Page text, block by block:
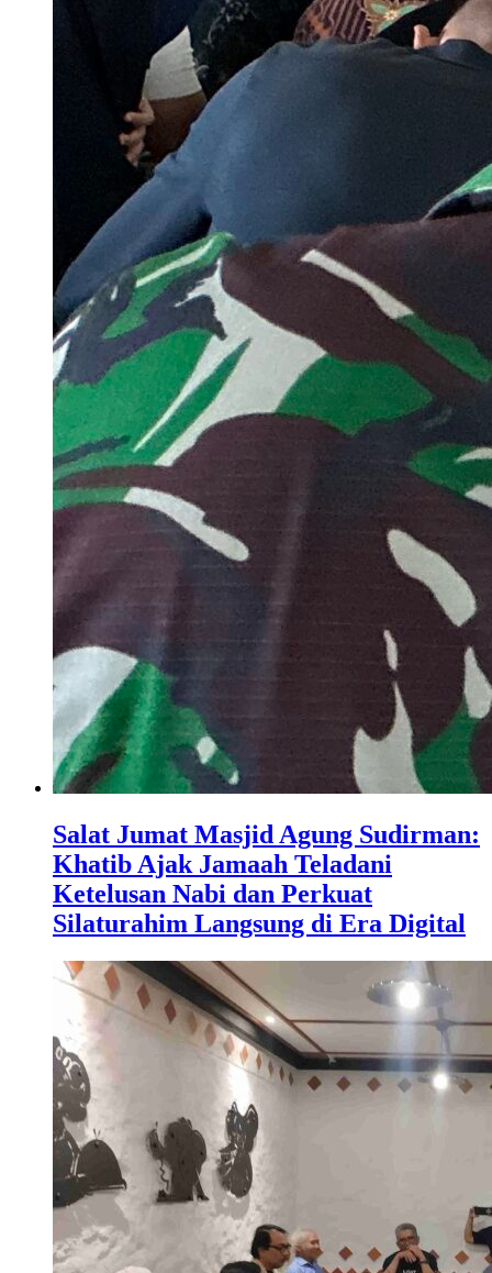
Salat Jumat Masjid Agung Sudirman:
Khatib Ajak Jamaah Teladani
Ketelusan Nabi dan Perkuat
Silaturahim Langsung di Era Digital